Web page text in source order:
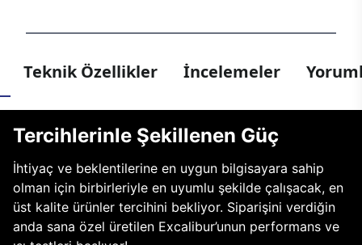
Teknik Özellikler İncelemeler
Tercihlerinle Şekillenen Güç
İhtiyaç ve beklentilerine en uygun bilgisayara sahip
olman için birbirleriyle en uyumlu şekilde çalışacak, en
üst kalite ürünler tercihini bekliyor. Siparişini verdiğin
anda sana özel üretilen Excalibur’unun performans ve